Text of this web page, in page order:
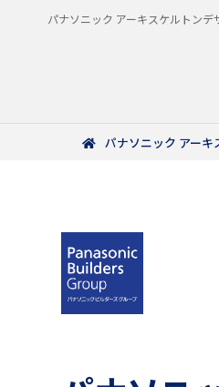
パナソニック アーキスケルトンデ
パナソニック アー